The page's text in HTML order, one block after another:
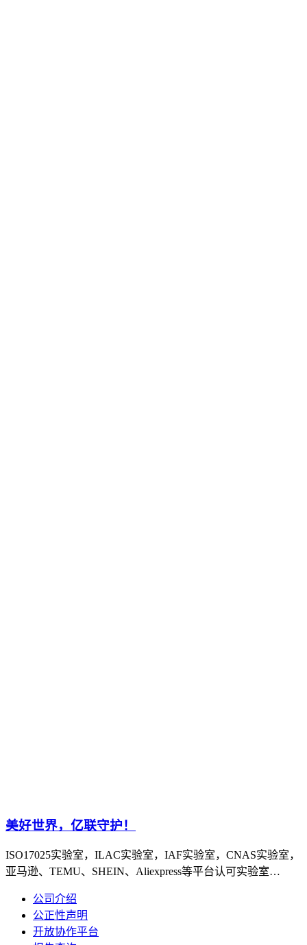
美好世界，亿联守护！
ISO17025实验室，ILAC实验室，IAF实验室，CNAS实验室，
亚马逊、TEMU、SHEIN、Aliexpress等平台认可实验室…
公司介绍
公正性声明
开放协作平台